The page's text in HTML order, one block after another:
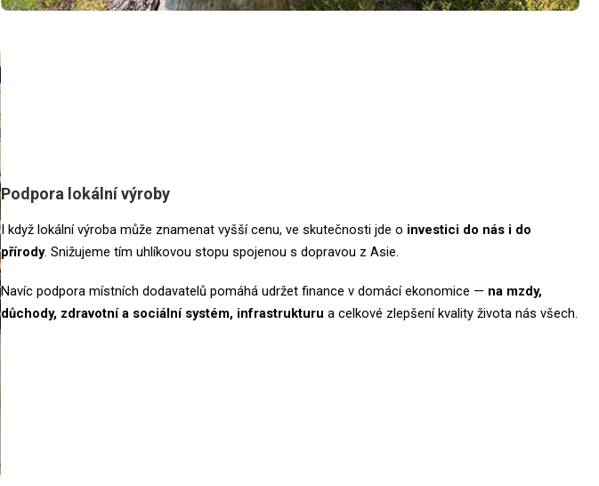
Podpora lokální výroby
I když lokální výroba může znamenat vyšší cenu, ve skutečnosti jde o investici do nás i do
přírody. Snižujeme tím uhlíkovou stopu spojenou s dopravou z Asie.
Navíc podpora místních dodavatelů pomáhá udržet finance v domácí ekonomice — na mzdy,
důchody, zdravotní a sociální systém, infrastrukturu a celkové zlepšení kvality života nás všech.